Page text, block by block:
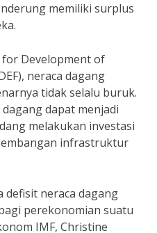
memiliki surplus
Development of
neraca dagang
tidak selalu buruk.
dapat menjadi
melakukan investasi
infrastruktur
defisit neraca dagang
perekonomian suatu
IMF, Christine